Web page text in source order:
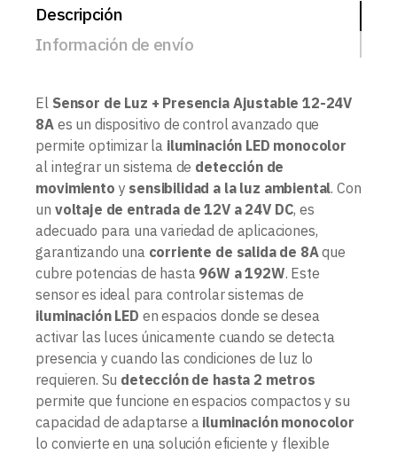
Descripción
Información de envío
El Sensor de Luz + Presencia Ajustable 12-24V
8A es un dispositivo de control avanzado que
permite optimizar la iluminación LED monocolor
al integrar un sistema de detección de
movimiento y sensibilidad a la luz ambiental. Con
un voltaje de entrada de 12V a 24V DC, es
adecuado para una variedad de aplicaciones,
garantizando una corriente de salida de 8Aque
cubre potencias de hasta 96W a 192W. Este
sensor es ideal para controlar sistemas de
iluminación LED en espacios donde se desea
activar las luces únicamente cuando se detecta
presencia y cuando las condiciones de luz lo
requieren. Su detección de hasta 2 metros
permite que funcione en espacios compactos y su
capacidad de adaptarse a iluminación monocolor
lo convierte en una solución eficiente y flexible